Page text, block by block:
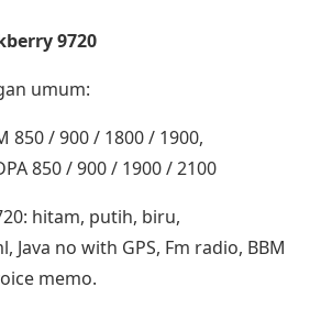
9720
umum:
850 / 900 / 1800 / 1900,
850 / 900 / 1900 / 2100
hitam, putih, biru,
Java no with GPS, Fm radio, BBM
memo.